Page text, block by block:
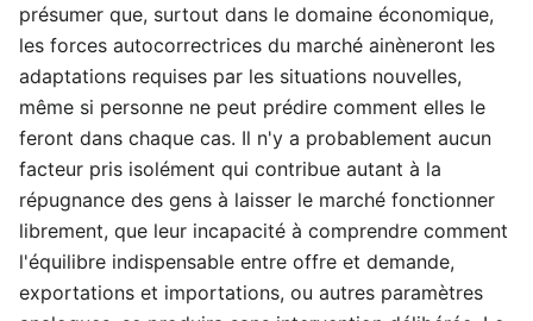
présumer que, surtout dans le domaine économique,
les forces autocorrectrices du marché ainèneront les
adaptations requises par les situations nouvelles,
même si personne ne peut prédire comment elles le
feront dans chaque cas. Il n'y a probablement aucun
facteur pris isolément qui contribue autant à la
répugnance des gens à laisser le marché fonctionner
librement, que leur incapacité à comprendre comment
l'équilibre indispensable entre offre et demande,
exportations et importations, ou autres paramètres